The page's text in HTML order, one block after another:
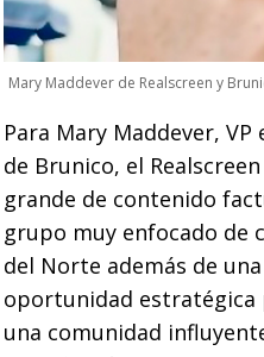
Mary Maddever de Realscreen y
Para Mary Maddever,
de Brunico, el
grande de contenido
grupo muy enfocado de
del Norte además de
oportunidad estratégica
una comunidad